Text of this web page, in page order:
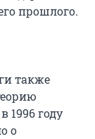
прошлого.
также
1996 году
о